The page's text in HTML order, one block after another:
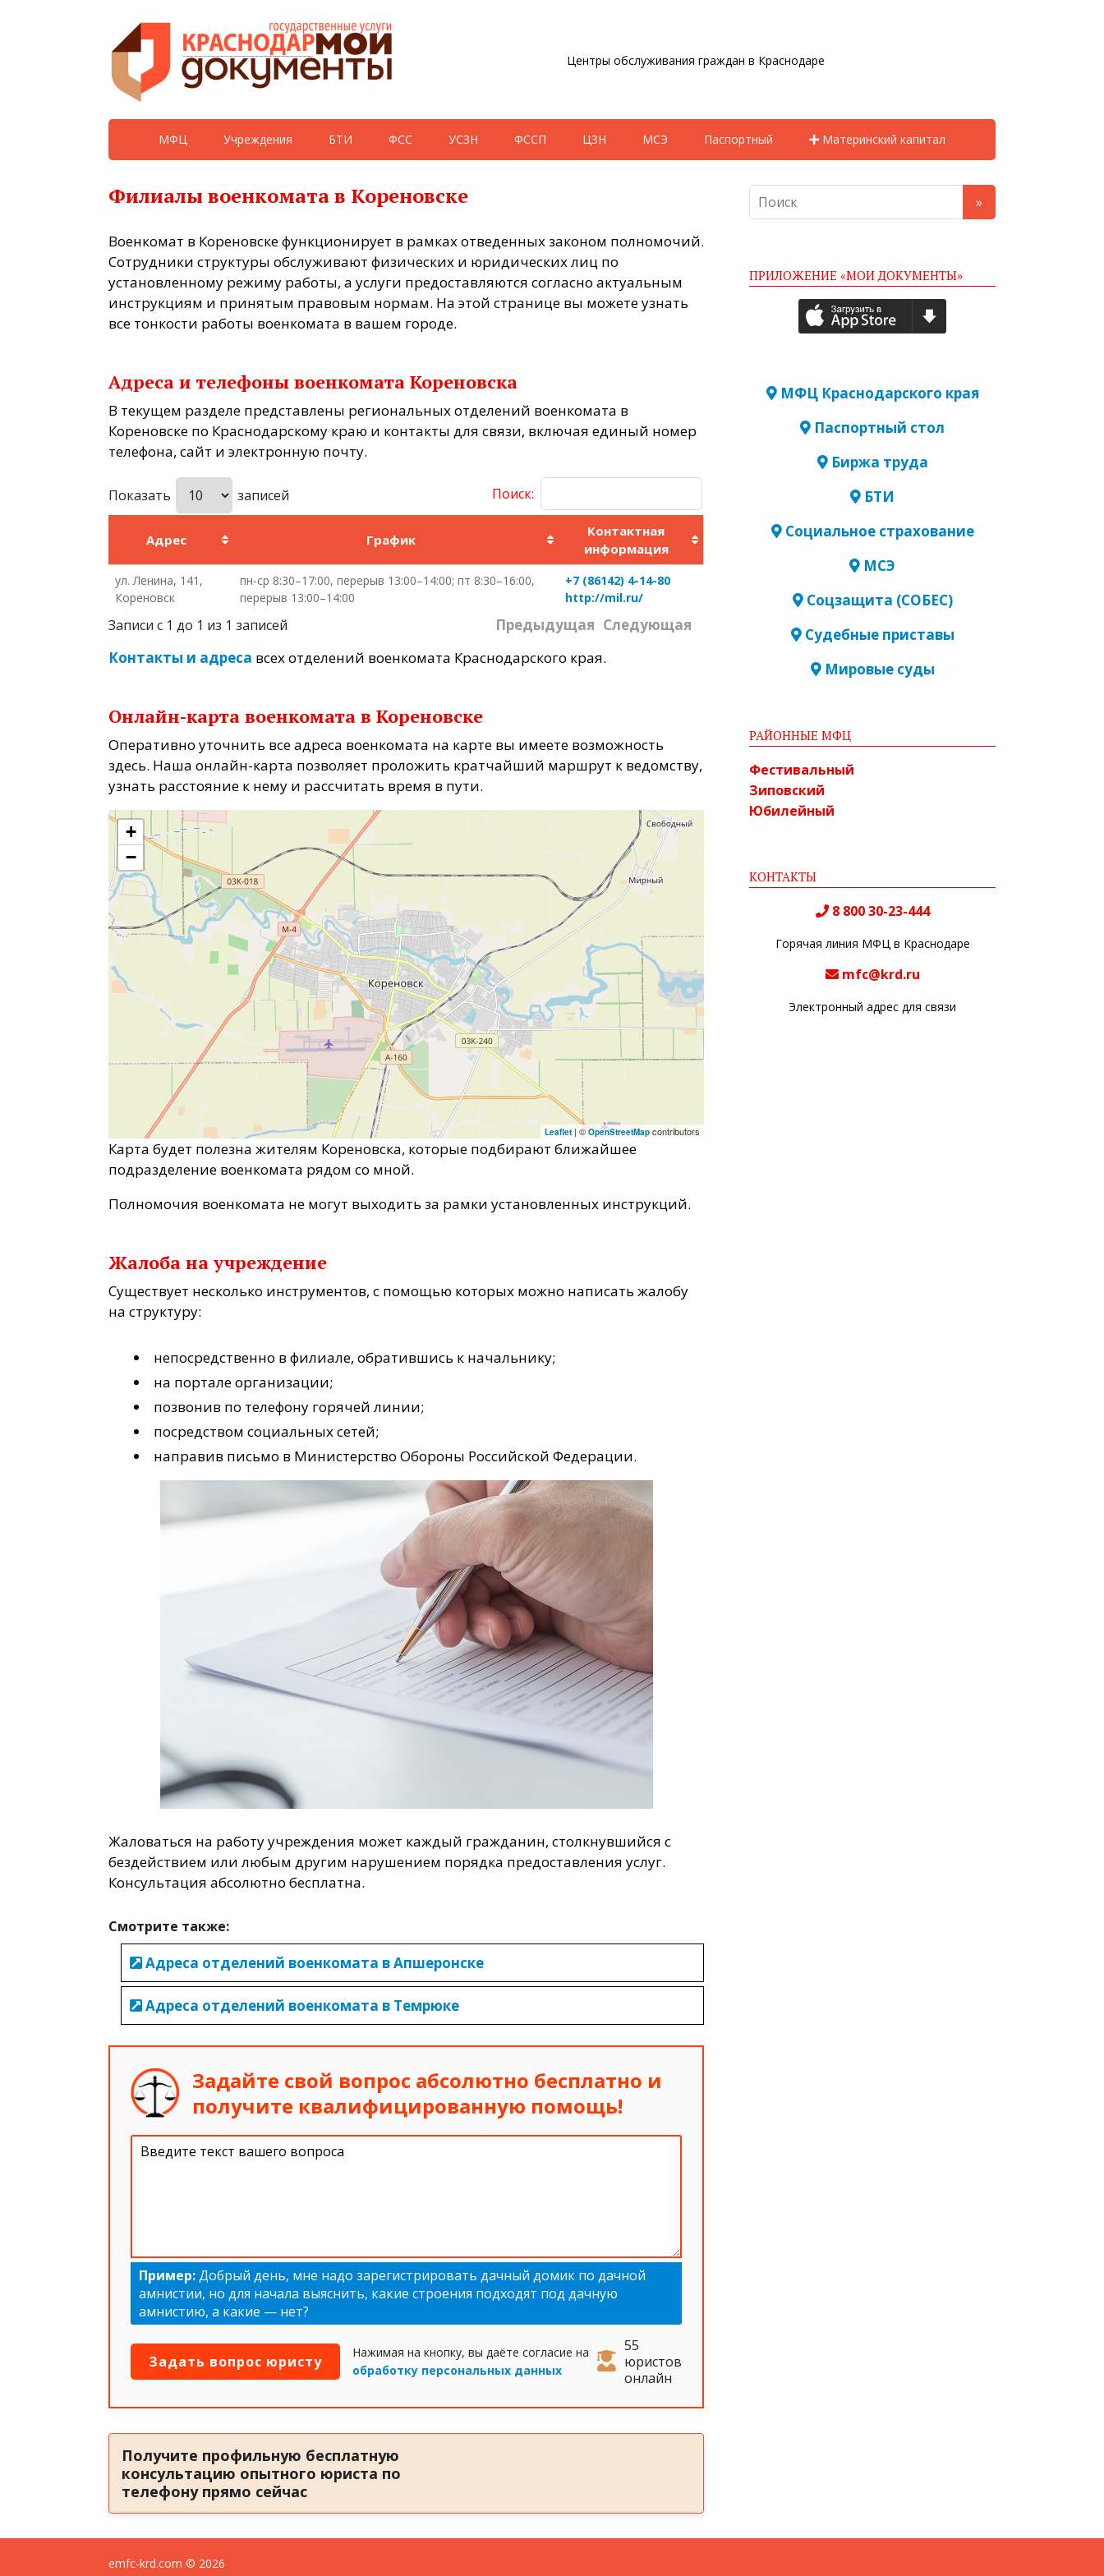
Центры обслуживания граждан в Краснодаре
МФЦ Учреждения БТИ ФСС УСЗН ФССП ЦЗН МСЭ Паспортный Материнский капитал
Филиалы военкомата в Кореновске
Военкомат в Кореновске функционирует в рамках отведенных законом полномочий.
Сотрудники структуры обслуживают физических и юридических лиц по
установленному режиму работы, а услуги предоставляются согласно актуальным
инструкциям и принятым правовым нормам. На этой странице вы можете узнать
все тонкости работы военкомата в вашем городе.
Адреса и телефоны военкомата Кореновска
В текущем разделе представлены региональных отделений военкомата в
Кореновске по Краснодарскому краю и контакты для связи, включая единый номер
телефона, сайт и электронную почту.
Показать записей Поиск:
Адрес График
Контактная
информация
ул. Ленина, 141,
Кореновск
пн-ср 8:30–17:00, перерыв 13:00–14:00; пт 8:30–16:00,
перерыв 13:00–14:00
+7 (86142) 4-14-80
http://mil.ru/
Записи с 1 до 1 из 1 записей Предыдущая Следующая
Контакты и адреса всех отделений военкомата Краснодарского края.
Онлайн-карта военкомата в Кореновске
Оперативно уточнить все адреса военкомата на карте вы имеете возможность
здесь. Наша онлайн-карта позволяет проложить кратчайший маршрут к ведомству,
узнать расстояние к нему и рассчитать время в пути.
+
−
Leaflet | ©OpenStreetMap contributors
Карта будет полезна жителям Кореновска, которые подбирают ближайшее
подразделение военкомата рядом со мной.
Полномочия военкомата не могут выходить за рамки установленных инструкций.
Жалоба на учреждение
Существует несколько инструментов, с помощью которых можно написать жалобу
на структуру:
непосредственно в филиале, обратившись к начальнику;
на портале организации;
позвонив по телефону горячей линии;
посредством социальных сетей;
направив письмо в Министерство Обороны Российской Федерации.
Жаловаться на работу учреждения может каждый гражданин, столкнувшийся с
бездействием или любым другим нарушением порядка предоставления услуг.
Консультация абсолютно бесплатна.
Смотрите также:
Адреса отделений военкомата в Апшеронске
Адреса отделений военкомата в Темрюке
Задайте свой вопрос абсолютно бесплатно и
получите квалифицированную помощь!
Пример:Добрый день, мне надо зарегистрировать дачный домик по дачной
амнистии, но для начала выяснить, какие строения подходят под дачную
амнистию, а какие — нет?
Нажимая на кнопку, вы даёте согласие на
обработку персональных данных
55
юристов
онлайн
Получите профильную бесплатную
консультацию опытного юриста по
телефону прямо сейчас
ПРИЛОЖЕНИЕ «МОИ ДОКУМЕНТЫ»
МФЦ Краснодарского края
Паспортный стол
Биржа труда
БТИ
Социальное страхование
МСЭ
Соцзащита (СОБЕС)
Судебные приставы
Мировые суды
РАЙОННЫЕ МФЦ
Фестивальный
Зиповский
Юбилейный
КОНТАКТЫ
8 800 30-23-444
Горячая линия МФЦ в Краснодаре
mfc@krd.ru
Электронный адрес для связи
emfc-krd.com © 2026